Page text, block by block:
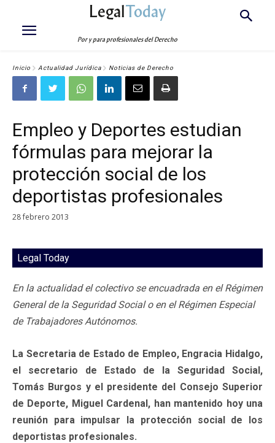
LegalToday
Por y para profesionales del Derecho
Inicio Actualidad Jurídica Noticias de Derecho
Empleo y Deportes estudian
fórmulas para mejorar la
protección social de los
deportistas profesionales
28 febrero 2013
Legal Today
En la actualidad el colectivo se encuadrada en el Régimen
General de la Seguridad Social o en el Régimen Especial
de Trabajadores Autónomos.
La Secretaria de Estado de Empleo, Engracia Hidalgo,
el secretario de Estado de la Seguridad Social,
Tomás Burgos y el presidente del Consejo Superior
de Deporte, Miguel Cardenal, han mantenido hoy una
reunión para impulsar la protección social de los
deportistas profesionales.